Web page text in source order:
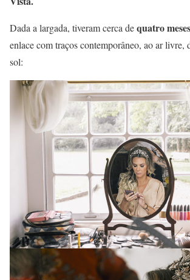
Dada a largada, tiveram cerca dequatro meses
enlace com traços contemporâneo, ao ar livre,
sol: